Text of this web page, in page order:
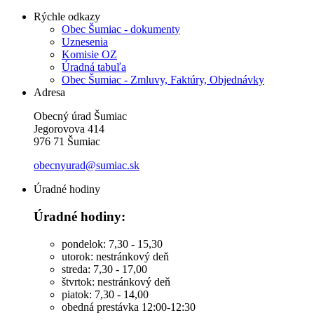
Rýchle odkazy
Obec Šumiac - dokumenty
Uznesenia
Komisie OZ
Úradná tabuľa
Obec Šumiac - Zmluvy, Faktúry, Objednávky
Adresa
Obecný úrad Šumiac
Jegorovova 414
976 71 Šumiac
obecnyurad@sumiac.sk
Úradné hodiny
Úradné hodiny:
pondelok: 7,30 - 15,30
utorok: nestránkový deň
streda: 7,30 - 17,00
štvrtok: nestránkový deň
piatok: 7,30 - 14,00
obedná prestávka 12:00-12:30